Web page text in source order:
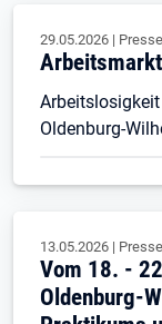
29.05.2026 |
Oldenburg-
13.05.2026 |
Vom 18. -
Oldenburg-